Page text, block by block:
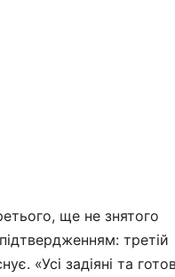
ще не знятого
третій
«Усі задіяні та